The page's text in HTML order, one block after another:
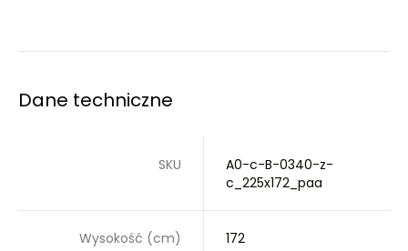
Dane techniczne
SKU
A0-c-B-0340-z-
c_225x172_paa
Wysokość (cm) 172